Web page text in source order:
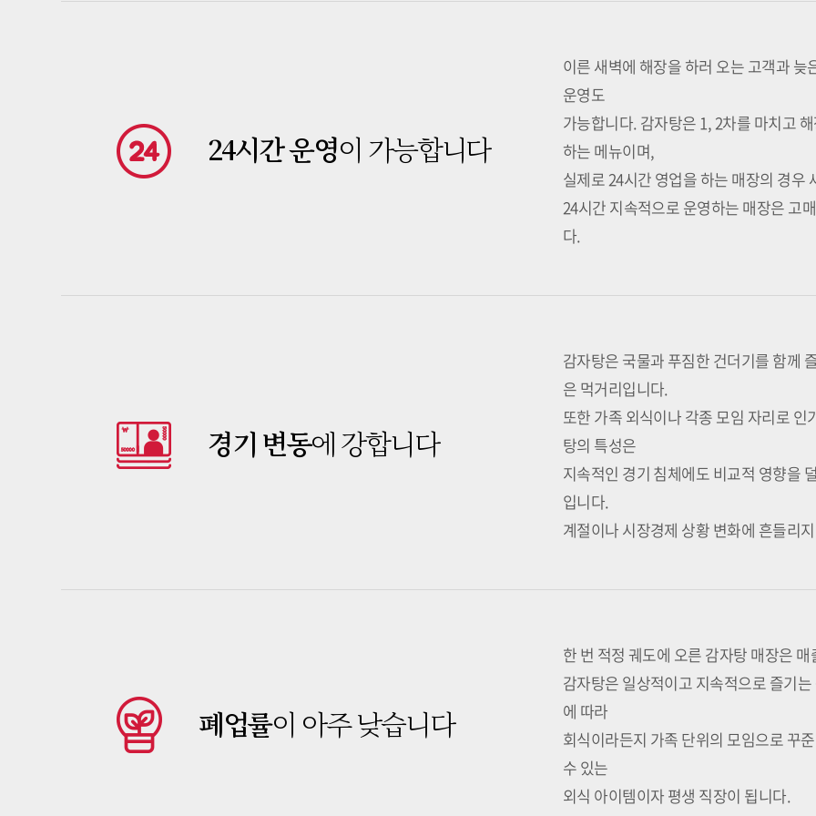
24시간 운영이 가능합니다
이른 새벽에 해장을 하러 오는 고객과
운영도
가능합니다. 감자탕은 1, 2차를 마치고
하는 메뉴이며,
실제로 24시간 영업을 하는 매장의 경우
24시간 지속적으로 운영하는 매장은 고
다.
경기 변동에 강합니다
감자탕은 국물과 푸짐한 건더기를 함께
은 먹거리입니다.
또한 가족 외식이나 각종 모임 자리로
탕의 특성은
지속적인 경기 침체에도 비교적 영향을
입니다.
계절이나 시장경제 상황 변화에 흔들리
폐업률이 아주 낮습니다
한 번 적정 궤도에 오른 감자탕 매장은
감자탕은 일상적이고 지속적으로 즐기
에 따라
회식이라든지 가족 단위의 모임으로 꾸
수 있는
외식 아이템이자 평생 직장이 됩니다.